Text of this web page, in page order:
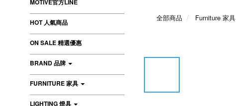
MOTIVE官方LINE
HOT 人氣商品
ON SALE 精選優惠
BRAND 品牌
FURNITURE 家具
LIGHTING 燈具
全部商品 Furniture 家具